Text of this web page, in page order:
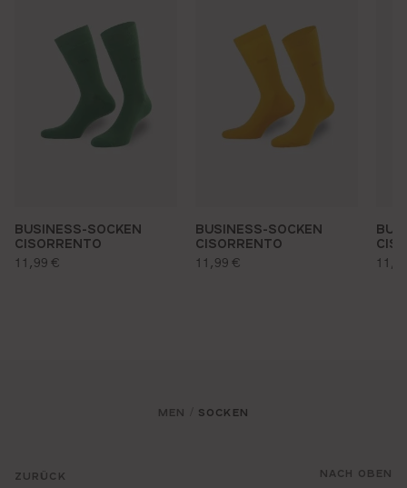
BUSINESS-SOCKEN
CISORRENTO
regulärer preis:
11,99 €
BUSINESS-SOCKEN
CISORRENTO
regulärer preis:
11,99 €
ZURÜCK
MEN SOCKEN
NACH OBEN